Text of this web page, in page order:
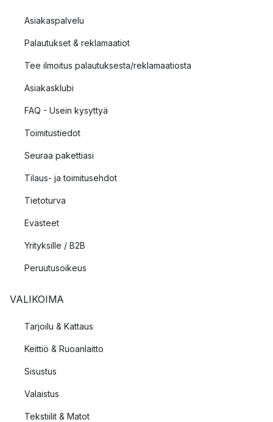
Asiakaspalvelu
Palautukset & reklamaatiot
Tee ilmoitus palautuksesta/reklamaatiosta
Asiakasklubi
FAQ - Usein kysyttyä
Toimitustiedot
Seuraa pakettiasi
Tilaus- ja toimitusehdot
Tietoturva
Evästeet
Yrityksille / B2B
Peruutusoikeus
VALIKOIMA
Tarjoilu & Kattaus
Keittiö & Ruoanlaitto
Sisustus
Valaistus
Tekstiilit & Matot